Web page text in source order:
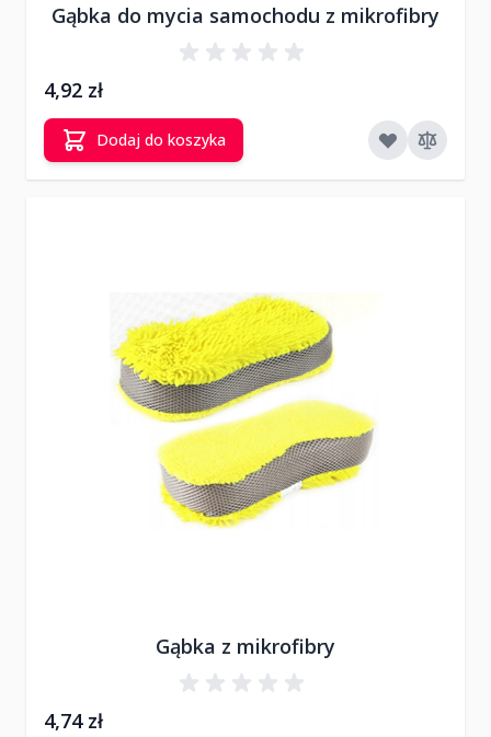
Gąbka do mycia samochodu z mikrofibry
4,92 zł
Dodaj do koszyka
Gąbka z mikrofibry
4,74 zł